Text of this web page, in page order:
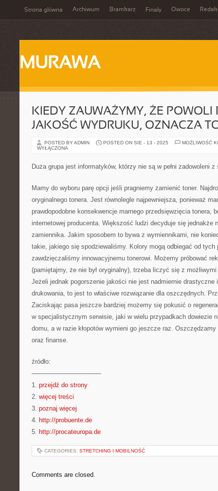
Strona główna Archiwum Bramkarz Finały Owoce
MURAWA
KIEDY ZAUWAŻYMY, ŻE POWOLI
JAKOŚĆ WYDRUKU, OZNACZA
POSTED BY ADMIN POSTED ON SIE - 13 - 2025
MOŻLIWOŚĆ
WYŁĄCZONA
Duża grupa jest informatyków, którzy nie są w pełni zadowoleni z
Mamy do wyboru parę opcji jeśli pragniemy zamienić toner.
oryginalnego tonera. Jest równolegle najpewniejsza, ponieważ
prawdopodobne konsekwencje marnego przedsięwzięcia tonera,
internetowej producenta. Większość ludzi decyduje się jednakże
zamiennika. Jakim sposobem to bywa z wymiennikami, nie
takie, jakiego się spodziewaliśmy. Kolory mogą odbiegać od
zawdzięczaliśmy innowacyjnemu tonerowi. Możemy próbować
(pamiętajmy, że nie był oryginalny), trzeba liczyć się z
Jeżeli jednak pogorszenie jakości nie jest nadmiernie drastyczne
drukowania, to jest to właściwe rozwiązanie dla oszczędnych.
Zaciskając pasa jeszcze bardziej możemy się pokusić o
w specjalistycznym serwisie, jaki w wielu przypadkach dowiezie
domu, a w razie kłopotów wymieni go jeszcze raz.
oraz finanse.
źródło:
———————————
1. przejdź do strony
2. więcej treści
3. poznaj więcej
4. http://probuente.de
5. http://procateuropa.de
CATEGORIES: STRETCHING I MOBILNOŚĆ
Comments are closed.